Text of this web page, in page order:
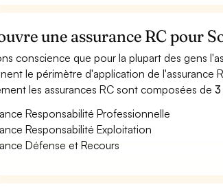
une assurance RC pour
conscience que pour la plupart des gens
le périmètre d'application de l'assurance
les assurances RC sont composées de3
Responsabilité Professionnelle
Responsabilité Exploitation
Défense et Recours